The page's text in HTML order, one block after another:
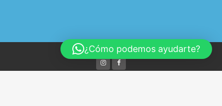
© Copyright
¿Cómo podemos ayudarte?